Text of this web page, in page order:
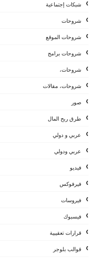
شبكات إجتماعية
شروحات
شروحات الموقع
شروحات برامج
شروحات،
شروحات، مقالات
صور
طرق ربح المال
عربي و دولي
عربي ودولي
فيديو
فيرفوكس
فيروسات
فيسبوك
قرارات تعقيبية
قوالب بلوجر